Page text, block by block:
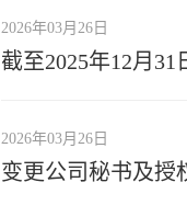
2026年03月26日
截至2025年12月
2026年03月26日
变更公司秘书及授